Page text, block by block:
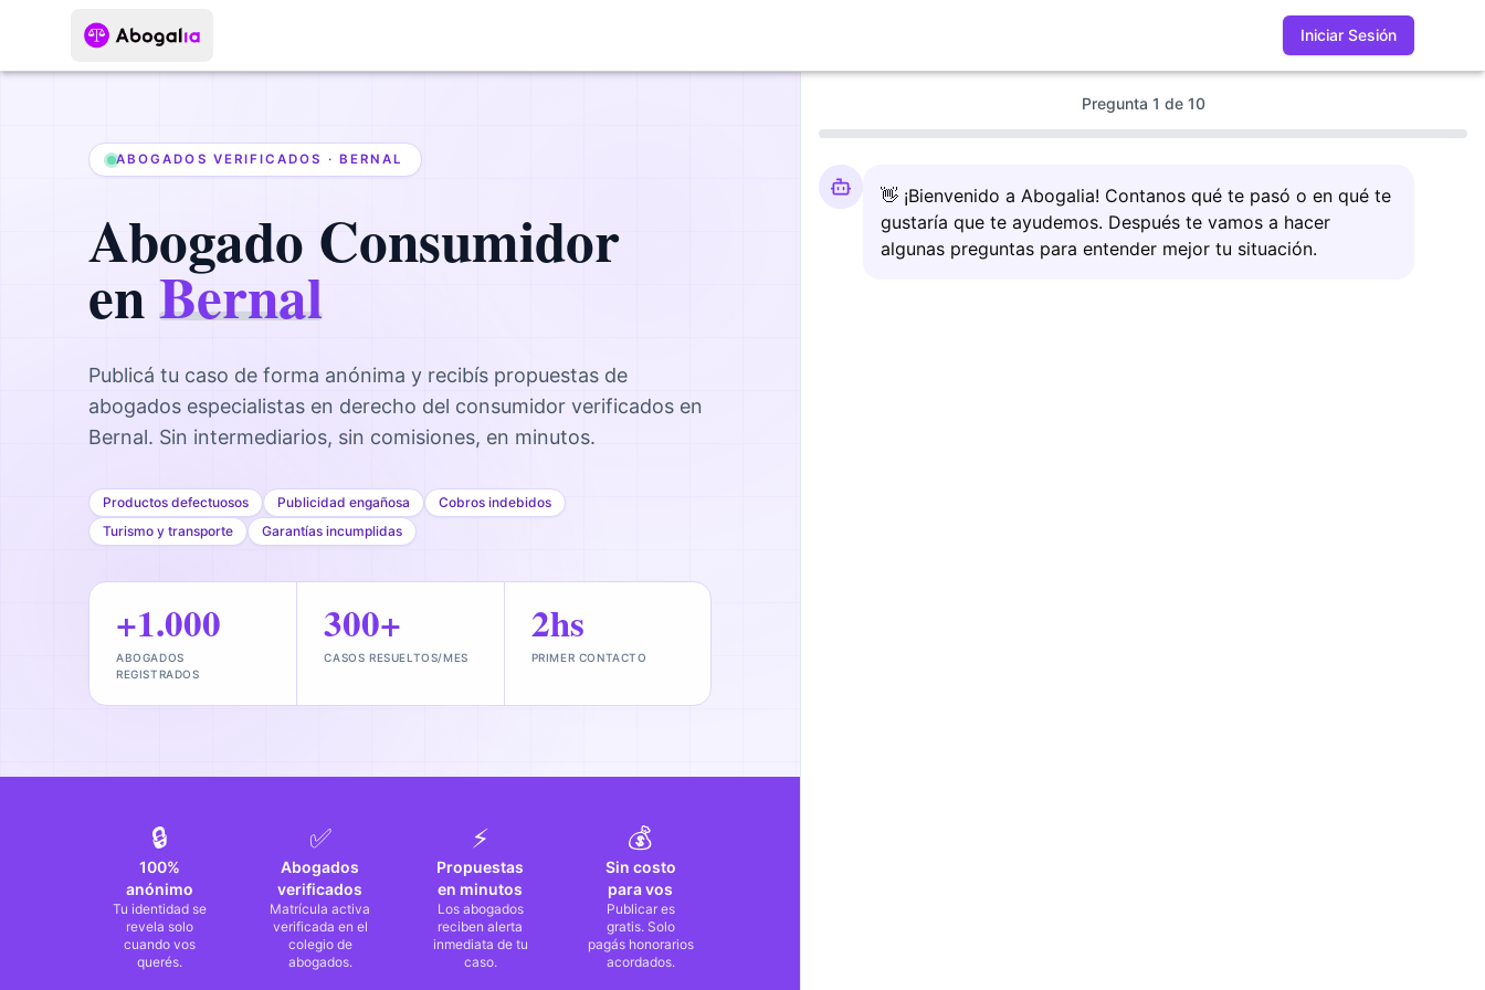
Iniciar Sesión
ABOGADOS VERIFICADOS · BERNAL
Abogado Consumidor
enBernal
Publicá tu caso de forma anónima y recibís propuestas de
abogados especialistas en derecho del consumidor verificados en
Bernal. Sin intermediarios, sin comisiones, en minutos.
Productos defectuosos Publicidad engañosa
Cobros indebidos
Turismo y transporte
Garantías incumplidas
+1.000
ABOGADOS
REGISTRADOS
300+
CASOS RESUELTOS/MES
2hs
PRIMER CONTACTO
🔒
100%
anónimo
Tu identidad se
revela solo
cuando vos
querés.
✅
Abogados
verificados
Matrícula activa
verificada en el
colegio de
abogados.
⚡
Propuestas
en minutos
Los abogados
reciben alerta
inmediata de tu
caso.
💰
Sin costo
para vos
Publicar es
gratis. Solo
pagás honorarios
acordados.
Pregunta 1 de 10
👋 ¡Bienvenido a Abogalia! Contanos qué te pasó o en qué te
gustaría que te ayudemos. Después te vamos a hacer
algunas preguntas para entender mejor tu situación.